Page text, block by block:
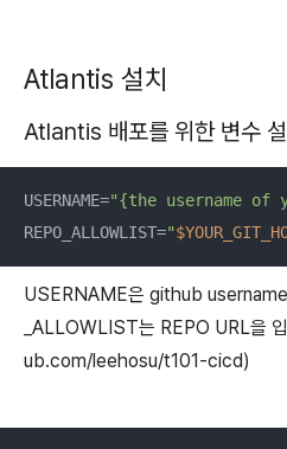
Atlantis 설치
Atlantis 배포를 위한 변수
USERNAME="{the username of
REPO_ALLOWLIST="
USERNAME은 github username
_ALLOWLIST는 REPO URL을
ub.com/leehosu/t101-cicd)